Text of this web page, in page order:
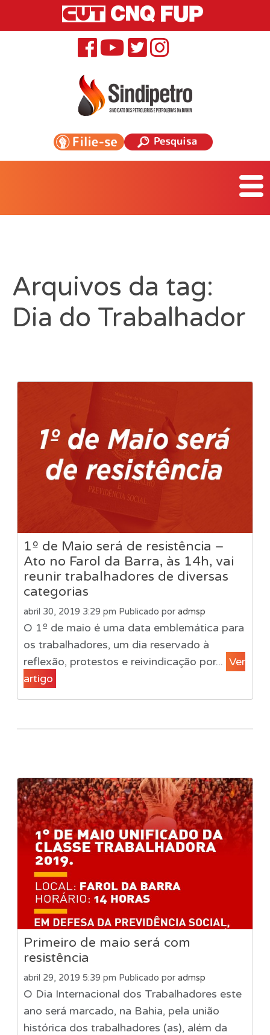
Arquivos da tag:
Dia do Trabalhador
1º de Maio será de resistência –
Ato no Farol da Barra, às 14h, vai
reunir trabalhadores de diversas
categorias
abril 30, 2019 3:29 pm Publicado por admsp
O 1º de maio é uma data emblemática para
os trabalhadores, um dia reservado à
reflexão, protestos e reivindicação por... Ver
artigo
Primeiro de maio será com
resistência
abril 29, 2019 5:39 pm Publicado por admsp
O Dia Internacional dos Trabalhadores este
ano será marcado, na Bahia, pela união
histórica dos trabalhadores (as), além da